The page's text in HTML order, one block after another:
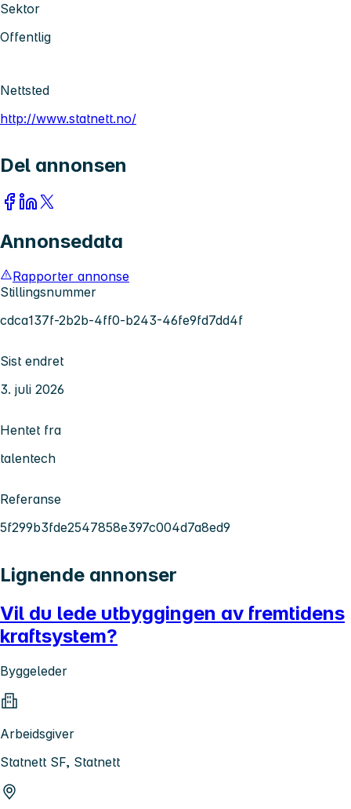
Sektor
Offentlig
Nettsted
http://www.statnett.no/
Del annonsen
Annonsedata
Rapporter annonse
Stillingsnummer
cdca137f-2b2b-4ff0-b243-46fe9fd7dd4f
Sist endret
3. juli 2026
Hentet fra
talentech
Referanse
5f299b3fde2547858e397c004d7a8ed9
Lignende annonser
Vil du lede utbyggingen av fremtidens
kraftsystem?
Byggeleder
Arbeidsgiver
Statnett SF, Statnett